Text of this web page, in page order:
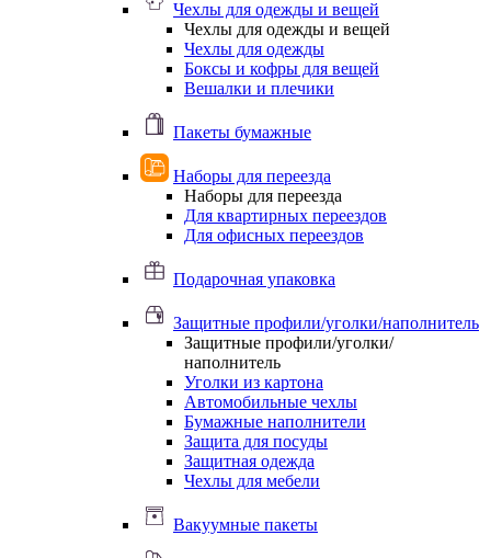
Чехлы для одежды и вещей
Чехлы для одежды и вещей
Чехлы для одежды
Боксы и кофры для вещей
Вешалки и плечики
Пакеты бумажные
Наборы для переезда
Наборы для переезда
Для квартирных переездов
Для офисных переездов
Подарочная упаковка
Защитные профили/уголки/наполнитель
Защитные профили/уголки/
наполнитель
Уголки из картона
Автомобильные чехлы
Бумажные наполнители
Защита для посуды
Защитная одежда
Чехлы для мебели
Вакуумные пакеты